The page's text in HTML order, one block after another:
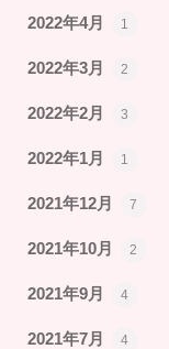
2022年4月 1
2022年3月 2
2022年2月 3
2022年1月 1
2021年12月 7
2021年10月 2
2021年9月 4
2021年7月 4